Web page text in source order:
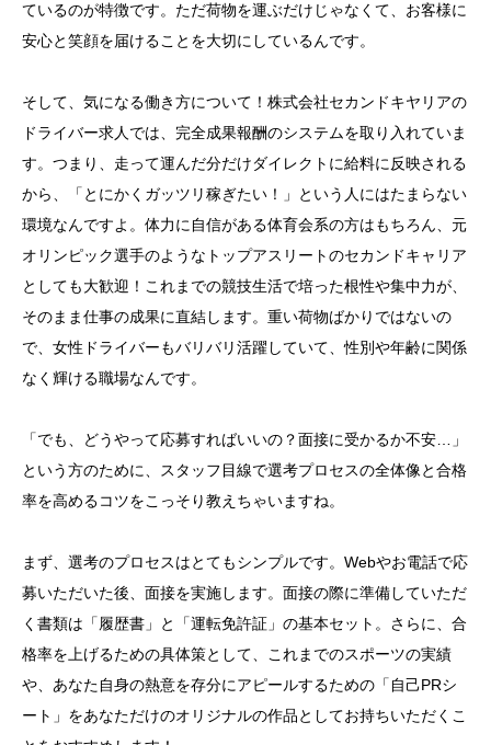
ているのが特徴です。ただ荷物を運ぶだけじゃなくて、お客様に
安心と笑顔を届けることを大切にしているんです。
そして、気になる働き方について！株式会社セカンドキヤリアの
ドライバー求人では、完全成果報酬のシステムを取り入れていま
す。つまり、走って運んだ分だけダイレクトに給料に反映される
から、「とにかくガッツリ稼ぎたい！」という人にはたまらない
環境なんですよ。体力に自信がある体育会系の方はもちろん、元
オリンピック選手のようなトップアスリートのセカンドキャリア
としても大歓迎！これまでの競技生活で培った根性や集中力が、
そのまま仕事の成果に直結します。重い荷物ばかりではないの
で、女性ドライバーもバリバリ活躍していて、性別や年齢に関係
なく輝ける職場なんです。
「でも、どうやって応募すればいいの？面接に受かるか不安…」
という方のために、スタッフ目線で選考プロセスの全体像と合格
率を高めるコツをこっそり教えちゃいますね。
まず、選考のプロセスはとてもシンプルです。Webやお電話で応
募いただいた後、面接を実施します。面接の際に準備していただ
く書類は「履歴書」と「運転免許証」の基本セット。さらに、合
格率を上げるための具体策として、これまでのスポーツの実績
や、あなた自身の熱意を存分にアピールするための「自己PRシ
ート」をあなただけのオリジナルの作品としてお持ちいただくこ